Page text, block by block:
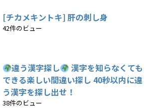
[チカメキントキ] 肝の刺し身
42件のビュー
違う漢字探し
漢字を知らなくても
できる楽しい間違い探し 40秒以内に違
う漢字を探し出せ！
38件のビュー